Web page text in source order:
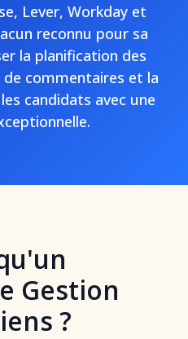
Lever, Workday et
reconnu pour sa
la planification des
commentaires et la
candidats avec une
Gestion
?